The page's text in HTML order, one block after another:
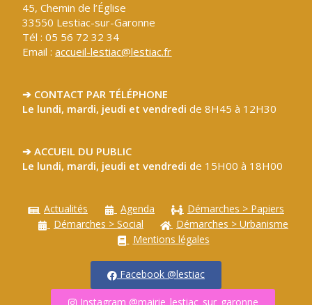
45, Chemin de l’Église
33550 Lestiac-sur-Garonne
Tél : 05 56 72 32 34
Email :accueil-lestiac@lestiac.fr
➔ CONTACT PAR TÉLÉPHONE
Le lundi, mardi, jeudi et vendredide 8H45 à 12H30
➔ ACCUEIL DU PUBLIC
Le lundi, mardi, jeudi et vendredi de 15H00 à 18H00
Actualités Agenda
Démarches > Papiers
Démarches > Social
Démarches > Urbanisme
Mentions légales
Facebook @lestiac
Instagram @mairie_lestiac_sur_garonne